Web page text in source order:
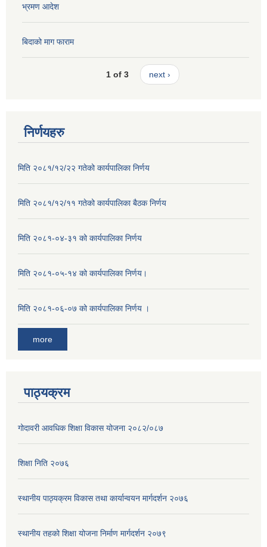
भ्रमण आदेश
बिदाको माग फाराम
1 of 3 next ›
निर्णयहरु
मिति २०८१/१२/२२ गतेको कार्यपालिका निर्णय
मिति २०८१/१२/११ गतेको कार्यपालिका बैठक निर्णय
मिति २०८१-०४-३१ को कार्यपालिका निर्णय
मिति २०८१-०५-१४ को कार्यपालिका निर्णय।
मिति २०८१-०६-०७ को कार्यपालिका निर्णय ।
more
पाठ्यक्रम
गोदावरी आवधिक शिक्षा विकास योजना २०८२/०८७
शिक्षा निति २०७६
स्थानीय पाठ्यक्रम विकास तथा कार्यान्वयन मार्गदर्शन २०७६
स्थानीय तहको शिक्षा योजना निर्माण मार्गदर्शन २०७९